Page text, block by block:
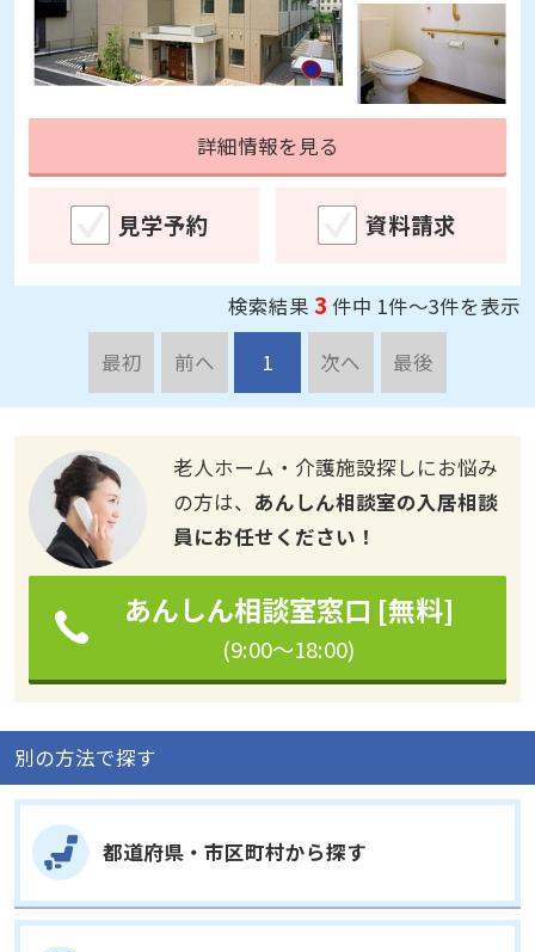
詳細情報を見る
見学予約 資料請求
検索結果3件中 1件～3件を表示
最初
前へ 1 次へ 最後
老人ホーム・介護施設探しにお悩み
の方は、 あんしん相談室の入居相談
員にお任せください！
あんしん相談室窓口 [無料]
(9:00～18:00)
別の方法で探す
都道府県・市区町村から探す